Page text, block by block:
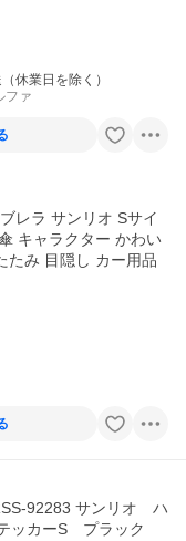
休業日を除く）
ファ
レラ サンリオ Sサイ
キャラクター かわい
たみ 目隠し カー用品
92283 サンリオ ハ
ッカーS プラック